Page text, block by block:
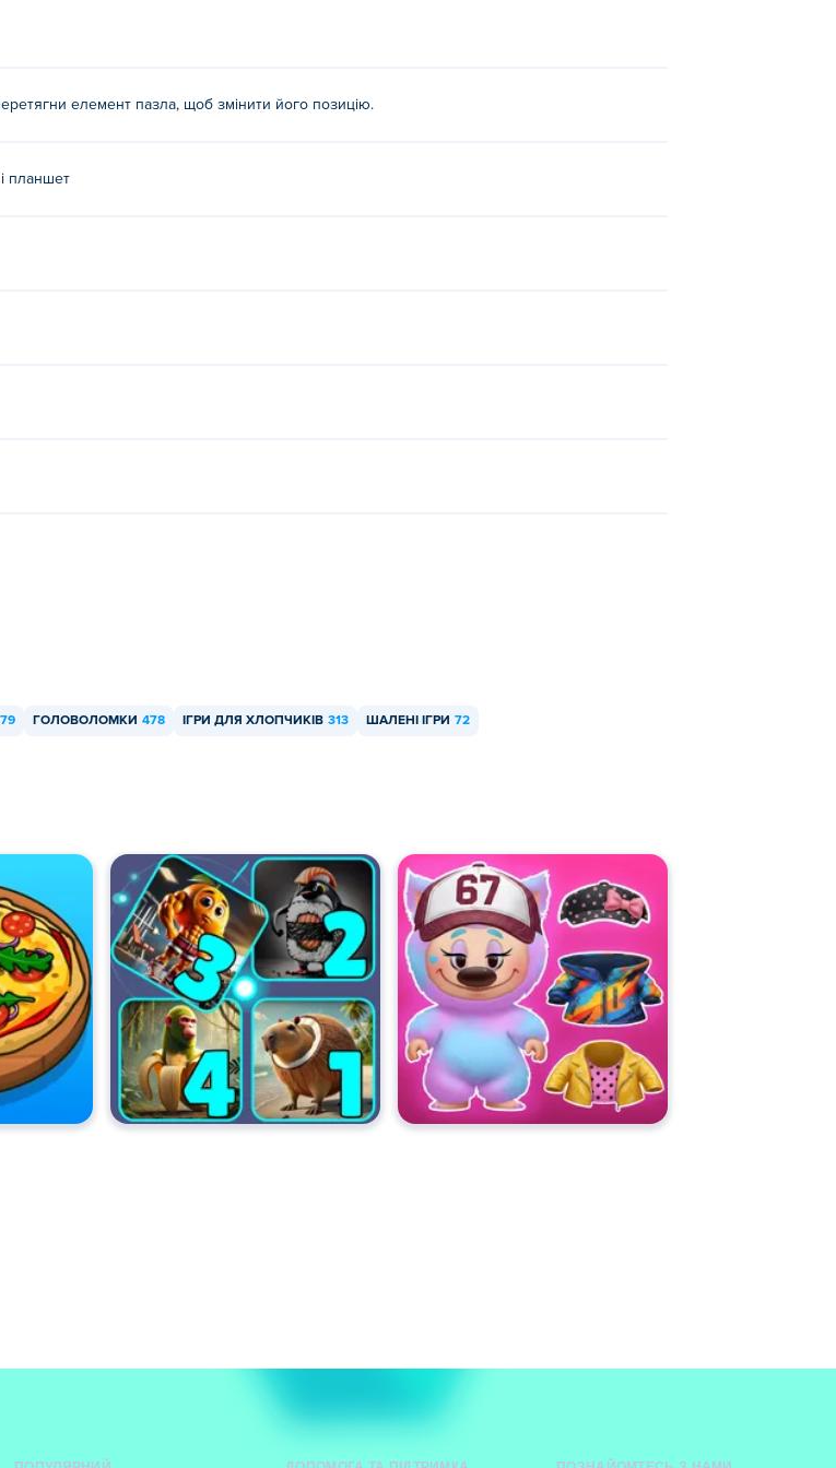
поверх іншого елемента, щоб поміняти їх місцями.
та комп'ютері?
пристроях, таких як телефони та планшети.
елемент пазла, щоб змінити його позицію.
планшет
ГОЛОВОЛОМКИ 478 ІГРИ ДЛЯ ХЛОПЧИКІВ 313 ШАЛЕНІ ІГРИ 72